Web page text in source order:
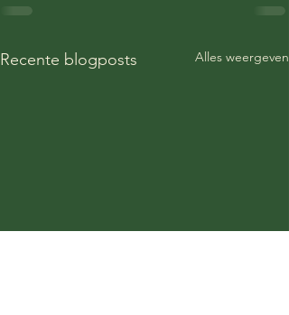
Recente blogposts Alles weergeven